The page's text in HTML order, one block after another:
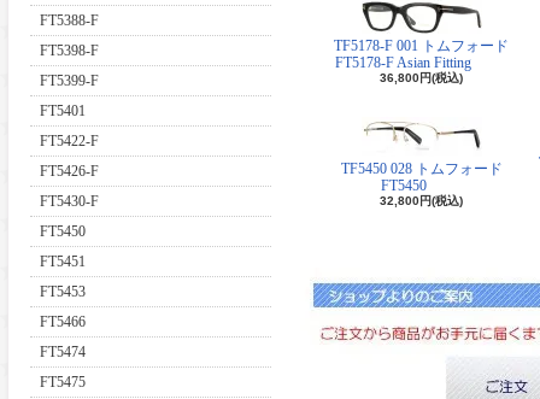
FT5388-F
FT5398-F
FT5399-F
FT5401
FT5422-F
FT5426-F
FT5430-F
FT5450
FT5451
FT5453
FT5466
FT5474
FT5475
TF5178-F 001 トムフォード
FT5178-F Asian Fitting
36,800円(税込)
TF5450 028 トムフォード
FT5450
32,800円(税込)